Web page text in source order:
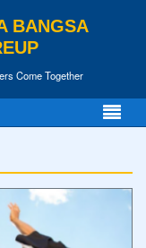
BANGSA
Come Together